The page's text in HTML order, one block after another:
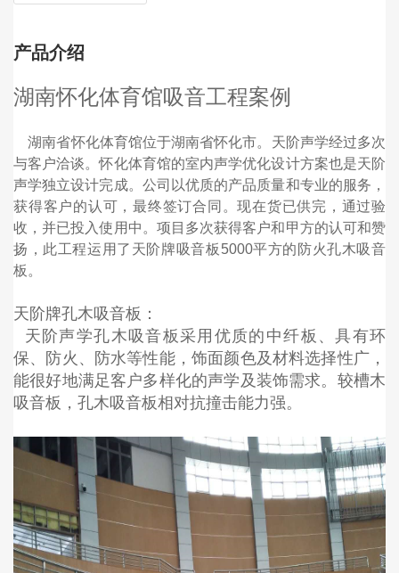
产品介绍
湖南怀化体育馆吸音工程案例
湖南省怀化体育馆位于湖南省怀化市。天阶声学经过多次
与客户洽谈。怀化体育馆的室内声学优化设计方案也是天阶
声学独立设计完成。公司以优质的产品质量和专业的服务，
获得客户的认可，最终签订合同。现在货已供完，通过验
收，并已投入使用中。项目多次获得客户和甲方的认可和赞
扬，此工程运用了天阶牌吸音板5000平方的防火孔木吸音
板。
天阶牌孔木吸音板：
天阶声学孔木吸音板采用优质的中纤板、具有环
保、防火、防水等性能，饰面颜色及材料选择性广，
能很好地满足客户多样化的声学及装饰需求。较槽木
吸音板，孔木吸音板相对抗撞击能力强。